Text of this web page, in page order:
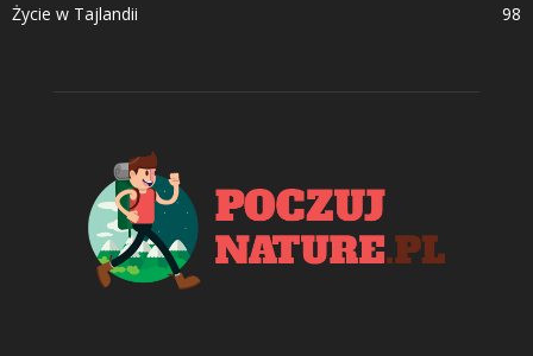
Życie w Tajlandii
98